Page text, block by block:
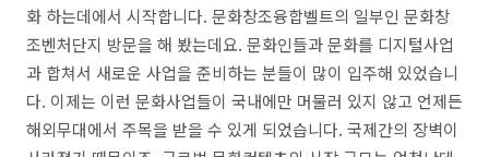
화 하는데에서 시작합니다. 문화창조융합벨트의 일부인 문화창
조벤처단지 방문을 해 봤는데요. 문화인들과 문화를 디지털사업
과 합쳐서 새로운 사업을 준비하는 분들이 많이 입주해 있었습니
다. 이제는 이런 문화사업들이 국내에만 머물러 있지 않고 언제든
해외무대에서 주목을 받을 수 있게 되었습니다. 국제간의 장벽이